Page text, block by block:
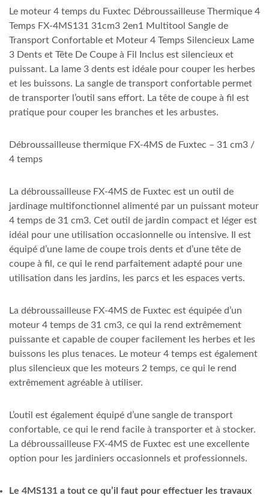
Le moteur 4 temps du Fuxtec Débroussailleuse Thermique 4
Temps FX-4MS131 31cm3 2en1 Multitool Sangle de
Transport Confortable et Moteur 4 Temps Silencieux Lame
3 Dents et Tête De Coupe à Fil Inclus est silencieux et
puissant. La lame 3 dents est idéale pour couper les herbes
et les buissons. La sangle de transport confortable permet
de transporter l’outil sans effort. La tête de coupe à fil est
pratique pour couper les branches et les arbustes.
Débroussailleuse thermique FX-4MS de Fuxtec – 31 cm3 /
4 temps
La débroussailleuse FX-4MS de Fuxtec est un outil de
jardinage multifonctionnel alimenté par un puissant moteur
4 temps de 31 cm3. Cet outil de jardin compact et léger est
idéal pour une utilisation occasionnelle ou intensive. Il est
équipé d’une lame de coupe trois dents et d’une tête de
coupe à fil, ce qui le rend parfaitement adapté pour une
utilisation dans les jardins, les parcs et les espaces verts.
La débroussailleuse FX-4MS de Fuxtec est équipée d’un
moteur 4 temps de 31 cm3, ce qui la rend extrêmement
puissante et capable de couper facilement les herbes et les
buissons les plus tenaces. Le moteur 4 temps est également
plus silencieux que les moteurs 2 temps, ce qui le rend
extrêmement agréable à utiliser.
L’outil est également équipé d’une sangle de transport
confortable, ce qui le rend facile à transporter et à stocker.
La débroussailleuse FX-4MS de Fuxtec est une excellente
option pour les jardiniers occasionnels et professionnels.
Le 4MS131 a tout ce qu’il faut pour effectuer les travaux